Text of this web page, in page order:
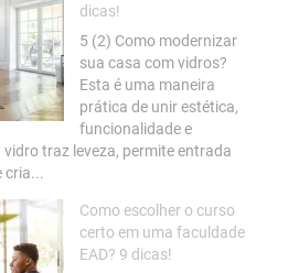
dicas!
5 (2) Como modernizar
sua casa com vidros?
Esta é uma maneira
prática de unir estética,
funcionalidade e
traz leveza, permite entrada
cria...
Como escolher o curso
certo em uma faculdade
EAD? 9 dicas!